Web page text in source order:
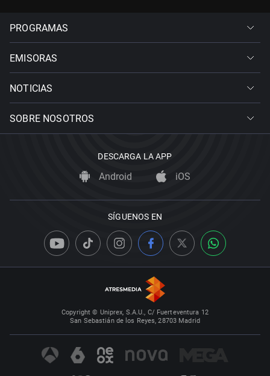
PROGRAMAS
EMISORAS
NOTICIAS
SOBRE NOSOTROS
DESCARGA LA APP
Android iOS
SÍGUENOS EN
Copyright © Uniprex, S.A.U., C/ Fuerteventura 12
San Sebastián de los Reyes, 28703 Madrid